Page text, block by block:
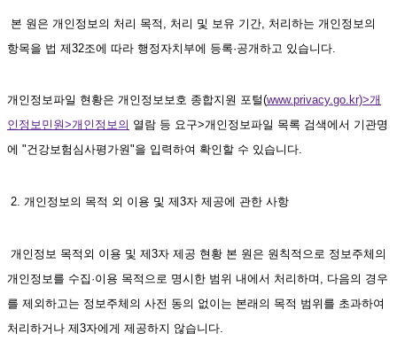
본 원은 개인정보의 처리 목적, 처리 및 보유 기간, 처리하는 개인정보의
항목을 법 제32조에 따라 행정자치부에 등록·공개하고 있습니다.
개인정보파일 현황은 개인정보보호 종합지원 포털(www.privacy.go.kr)>개
인정보민원>개인정보의 열람 등 요구>개인정보파일 목록 검색에서 기관명
에 "건강보험심사평가원"을 입력하여 확인할 수 있습니다.
2. 개인정보의 목적 외 이용 및 제3자 제공에 관한 사항
개인정보 목적외 이용 및 제3자 제공 현황 본 원은 원칙적으로 정보주체의
개인정보를 수집·이용 목적으로 명시한 범위 내에서 처리하며, 다음의 경우
를 제외하고는 정보주체의 사전 동의 없이는 본래의 목적 범위를 초과하여
처리하거나 제3자에게 제공하지 않습니다.